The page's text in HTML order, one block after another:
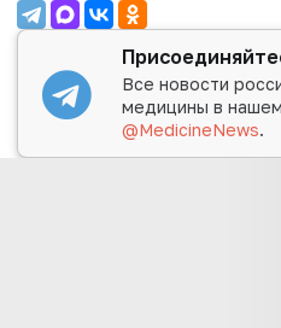
Все новости
медицины в
@MedicineNews.